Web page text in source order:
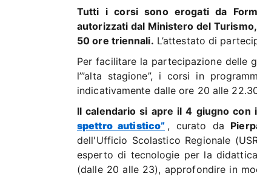
Tutti i corsi sono erogati da
autorizzati dal Ministero del
50 ore triennali. L’attestato di
Per facilitare la partecipazione delle
l’”alta stagione”, i corsi in
indicativamente dalle ore 20 alle
Il calendario si apre il 4 giugno con
spettro autistico” , curato da
dell'Ufficio Scolastico Regionale
esperto di tecnologie per la
(dalle 20 alle 23), approfondire in